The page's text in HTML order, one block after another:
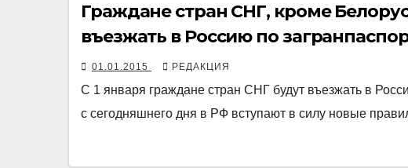
Граждане стран СНГ, кроме
въезжать в Россию по
01.01.2015 РЕДАКЦИЯ
С 1 января граждане стран СНГ будут въезжать в
с сегодняшнего дня в РФ вступают в силу новые